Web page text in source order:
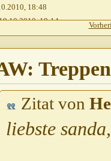
18:48
19:14
19.10.2010,19:18
19.10.2010,19:45
19.10.2010,
19.10.2010,20:17
19.10.2010,20:32
Treppensteigen 19.10.2010,
ChappyxxsAW: Treppensteigen
Zitat von
liebste sanda,